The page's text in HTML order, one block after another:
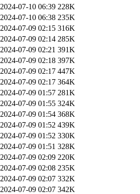
2024-07-10 06:39 228K
2024-07-10 06:38 235K
2024-07-09 02:15 316K
2024-07-09 02:14 285K
2024-07-09 02:21 391K
2024-07-09 02:18 397K
2024-07-09 02:17 447K
2024-07-09 02:17 364K
2024-07-09 01:57 281K
2024-07-09 01:55 324K
2024-07-09 01:54 368K
2024-07-09 01:52 439K
2024-07-09 01:52 330K
2024-07-09 01:51 328K
2024-07-09 02:09 220K
2024-07-09 02:08 235K
2024-07-09 02:07 332K
2024-07-09 02:07 342K